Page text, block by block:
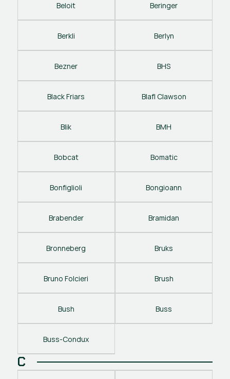
Beloit Beringer
Berkli Berlyn
Bezner BHS
Black Friars Blafl Clawson
Blik BMH
Bobcat Bomatic
Bonfiglioli Bongioann
Brabender Bramidan
Bronneberg Bruks
Bruno Folcieri Brush
Bush Buss
Buss-Condux
C